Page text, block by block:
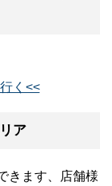
く<<
ア
きます、店舗様